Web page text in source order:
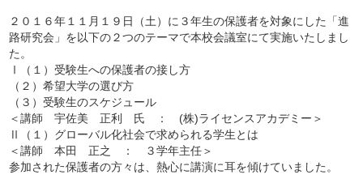
２０１６年１１月１９日（土）に３年生の保護者を対象にした「進
路研究会」を以下の２つのテーマで本校会議室にて実施いたしまし
た。
Ⅰ（１）受験生への保護者の接し方
（２）希望大学の選び方
（３）受験生のスケジュール
＜講師 宇佐美 正利 氏 ： (株)ライセンスアカデミー＞
Ⅱ（１）グローバル化社会で求められる学生とは
＜講師 本田 正之 ： ３学年主任＞
参加された保護者の方々は、熱心に講演に耳を傾けていました。